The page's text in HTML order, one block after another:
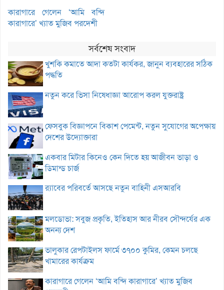
কারাগারে গেলেন ‘আমি বন্দি
কারাগারে’ খ্যাত মুজিব পরদেশী
সর্বশেষ সংবাদ
খুশকি কমাতে আদা কতটা কার্যকর, জানুন ব্যবহারের সঠিক
পদ্ধতি
নতুন করে ভিসা নিষেধাজ্ঞা আরোপ করল যুক্তরাষ্ট্র
ফেসবুক বিজ্ঞাপনে বিকাশ পেমেন্ট, নতুন সুযোগের অপেক্ষায়
দেশের উদ্যোক্তারা
একবার মিটার কিনেও কেন দিতে হয় আজীবন ভাড়া ও
ডিমান্ড চার্জ
র‌্যাবের পরিবর্তে আসছে নতুন বাহিনী এসআরবি
মলডোভা: সবুজ প্রকৃতি, ইতিহাস আর নীরব সৌন্দর্যের এক
অনন্য দেশ
ভালুকার রেপটাইলস ফার্মে ৩৭০০ কুমির, কেমন চলছে
খামারের কার্যক্রম
কারাগারে গেলেন ‘আমি বন্দি কারাগারে’ খ্যাত মুজিব